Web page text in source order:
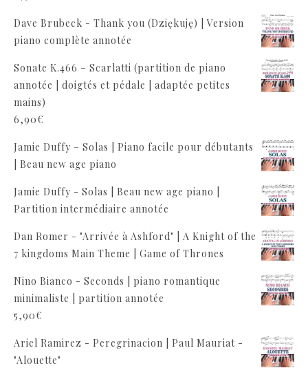
Dave Brubeck - Thank you (Dziękuję) | Version
piano complète annotée
Sonate K.466 – Scarlatti (partition de piano
annotée | doigtés et pédale | adaptée petites
mains)
6,90€
Jamie Duffy – Solas | Piano facile pour débutants
| Beau new age piano
Jamie Duffy - Solas | Beau new age piano |
Partition intermédiaire annotée
Dan Romer - "Arrivée à Ashford" | A Knight of the
7 kingdoms Main Theme | Game of Thrones
Nino Bianco - Seconds | piano romantique
minimaliste | partition annotée
5,90€
Ariel Ramirez - Peregrinacion | Paul Mauriat -
"Alouette"